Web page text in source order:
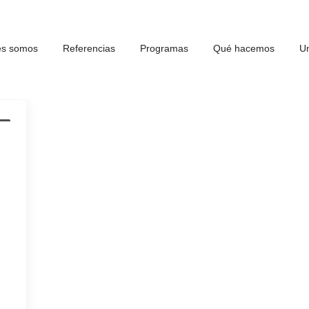
somos Referencias Programas Qué hacemos